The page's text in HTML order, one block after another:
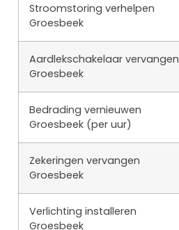
Stroomstoring verhelpen
Groesbeek
Aardlekschakelaar vervangen
Groesbeek
Bedrading vernieuwen
Groesbeek (per uur)
Zekeringen vervangen
Groesbeek
Verlichting installeren
Groesbeek